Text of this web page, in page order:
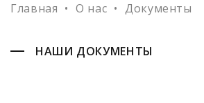
Главная • О нас • Документы
НАШИ ДОКУМЕНТЫ